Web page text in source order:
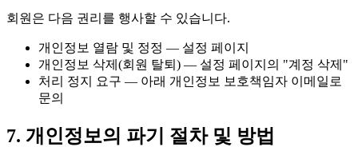
회원은 다음 권리를 행사할 수 있습니다.
개인정보 열람 및 정정 — 설정 페이지
개인정보 삭제(회원 탈퇴) — 설정 페이지의 "계정 삭제"
처리 정지 요구 — 아래 개인정보 보호책임자 이메일로
문의
7. 개인정보의 파기 절차 및 방법